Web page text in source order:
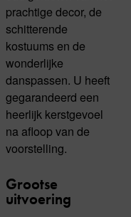
prachtige decor, de
schitterende
kostuums en de
wonderlijke
danspassen. U heeft
gegarandeerd een
heerlijk kerstgevoel
na afloop van de
voorstelling.
Grootse
uitvoering